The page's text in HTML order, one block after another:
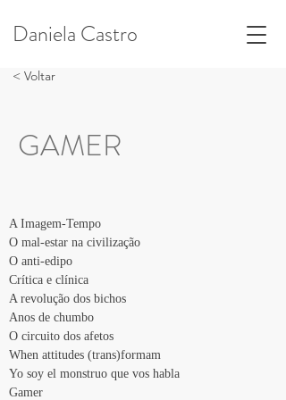
Daniela Castro
< Voltar
GAMER
A Imagem-Tempo
O mal-estar na civilização
O anti-edipo
Crítica e clínica
A revolução dos bichos
Anos de chumbo
O circuito dos afetos
When attitudes (trans)formam
Yo soy el monstruo que vos habla
Gamer